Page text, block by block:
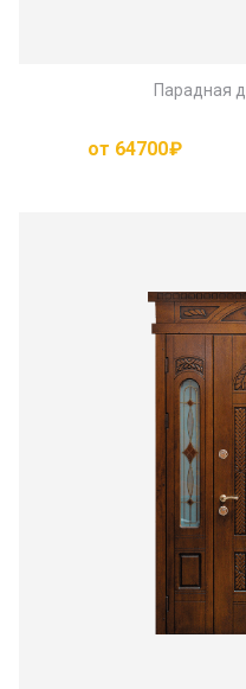
Парадная
от 64700₽